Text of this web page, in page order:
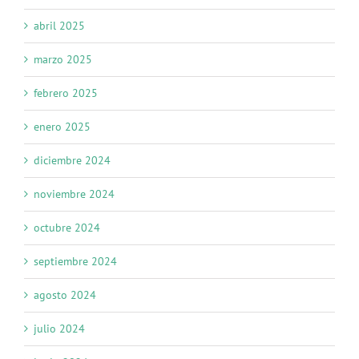
abril 2025
marzo 2025
febrero 2025
enero 2025
diciembre 2024
noviembre 2024
octubre 2024
septiembre 2024
agosto 2024
julio 2024